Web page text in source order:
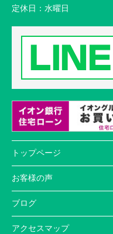
定休日： 水曜日
トップページ
お客様の声
ブログ
アクセスマップ